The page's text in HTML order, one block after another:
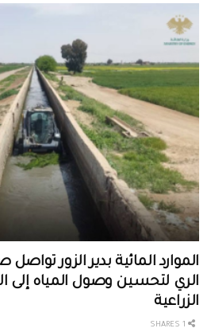
الموارد المائية بدير الزور تواصل
الري لتحسين وصول المياه إلى
الزراعية